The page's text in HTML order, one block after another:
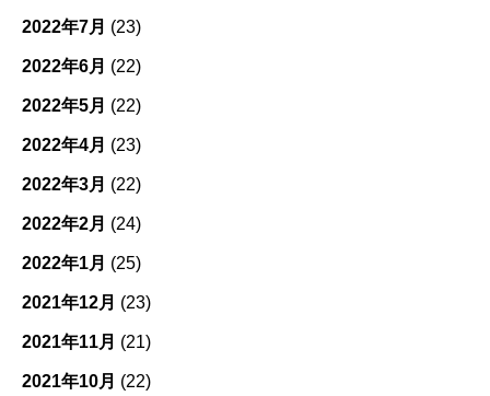
2022年7月 (23)
2022年6月 (22)
2022年5月 (22)
2022年4月 (23)
2022年3月 (22)
2022年2月 (24)
2022年1月 (25)
2021年12月 (23)
2021年11月 (21)
2021年10月 (22)